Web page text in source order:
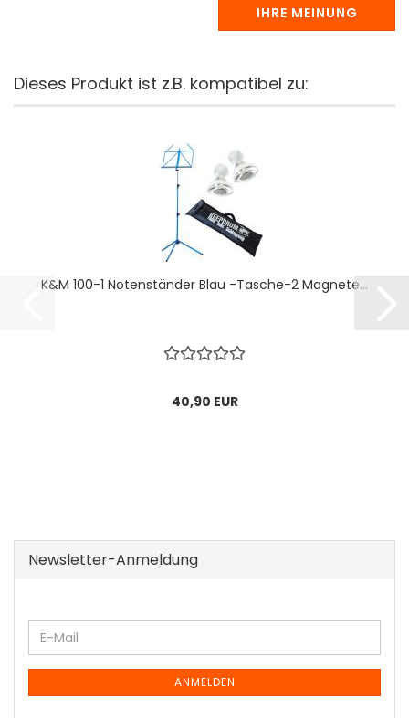
IHRE MEINUNG
Dieses Produkt ist z.B. kompatibel zu:
K&M 100-1 Notenständer Blau -Tasche-2 Magnete...
40,90 EUR
Newsletter-Anmeldung
WEITER
ZUR
NEWSLETTER-
E-
Mail
ANMELDEN